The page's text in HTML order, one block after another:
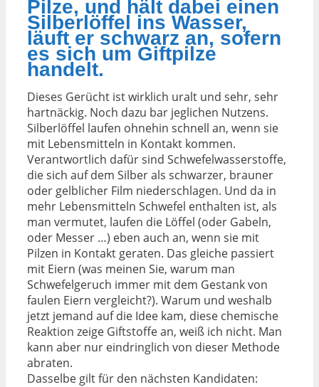
Pilze, und hält dabei einen
Silberlöffel ins Wasser,
läuft er schwarz an, sofern
es sich um Giftpilze
handelt.
Dieses Gerücht ist wirklich uralt und sehr, sehr
hartnäckig. Noch dazu bar jeglichen Nutzens.
Silberlöffel laufen ohnehin schnell an, wenn sie
mit Lebensmitteln in Kontakt kommen.
Verantwortlich dafür sind Schwefelwasserstoffe,
die sich auf dem Silber als schwarzer, brauner
oder gelblicher Film niederschlagen. Und da in
mehr Lebensmitteln Schwefel enthalten ist, als
man vermutet, laufen die Löffel (oder Gabeln,
oder Messer …) eben auch an, wenn sie mit
Pilzen in Kontakt geraten. Das gleiche passiert
mit Eiern (was meinen Sie, warum man
Schwefelgeruch immer mit dem Gestank von
faulen Eiern vergleicht?). Warum und weshalb
jetzt jemand auf die Idee kam, diese chemische
Reaktion zeige Giftstoffe an, weiß ich nicht. Man
kann aber nur eindringlich von dieser Methode
abraten.
Dasselbe gilt für den nächsten Kandidaten: